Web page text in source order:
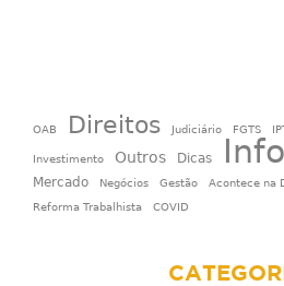
OAB Direitos Judiciário FGTS
Investimento Outros Dicas
Mercado Negócios Gestão
Acontece na
Reforma Trabalhista
COVID